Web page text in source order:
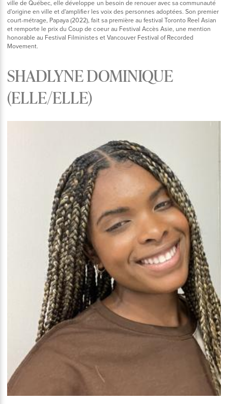
ville de Québec, elle développe un besoin de renouer avec sa communauté
d'origine en ville et d'amplifier les voix des personnes adoptées. Son premier
court-métrage, Papaya (2022), fait sa première au festival Toronto Reel Asian
et remporte le prix du Coup de coeur au Festival Accès Asie, une mention
honorable au Festival Filministes et Vancouver Festival of Recorded
Movement.
SHADLYNE DOMINIQUE
(ELLE/ELLE)